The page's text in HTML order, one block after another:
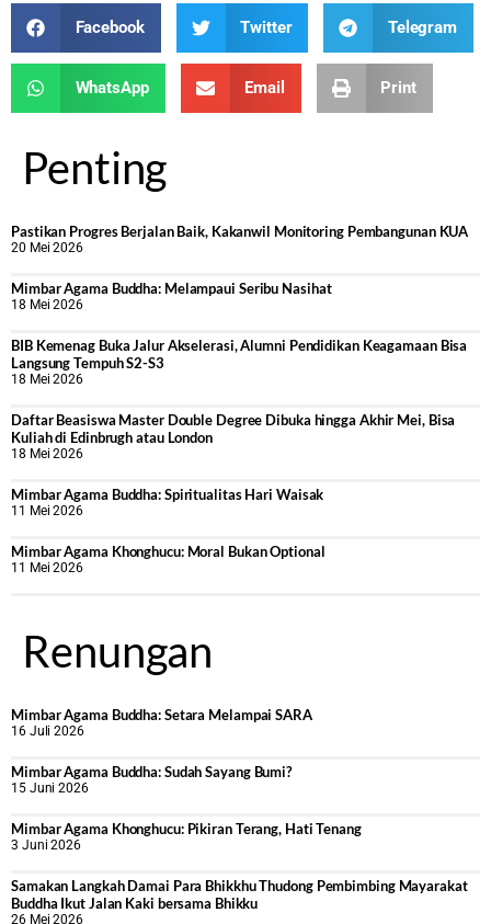
Facebook Twitter Telegram
WhatsApp Email Print
Penting
Pastikan Progres Berjalan Baik, Kakanwil Monitoring Pembangunan KUA
20 Mei 2026
Mimbar Agama Buddha: Melampaui Seribu Nasihat
18 Mei 2026
BIB Kemenag Buka Jalur Akselerasi, Alumni Pendidikan Keagamaan Bisa
Langsung Tempuh S2-S3
18 Mei 2026
Daftar Beasiswa Master Double Degree Dibuka hingga Akhir Mei, Bisa
Kuliah di Edinbrugh atau London
18 Mei 2026
Mimbar Agama Buddha: Spiritualitas Hari Waisak
11 Mei 2026
Mimbar Agama Khonghucu: Moral Bukan Optional
11 Mei 2026
Renungan
Mimbar Agama Buddha: Setara Melampai SARA
16 Juli 2026
Mimbar Agama Buddha: Sudah Sayang Bumi?
15 Juni 2026
Mimbar Agama Khonghucu: Pikiran Terang, Hati Tenang
3 Juni 2026
Samakan Langkah Damai Para Bhikkhu Thudong Pembimbing Mayarakat
Buddha Ikut Jalan Kaki bersama Bhikku
26 Mei 2026